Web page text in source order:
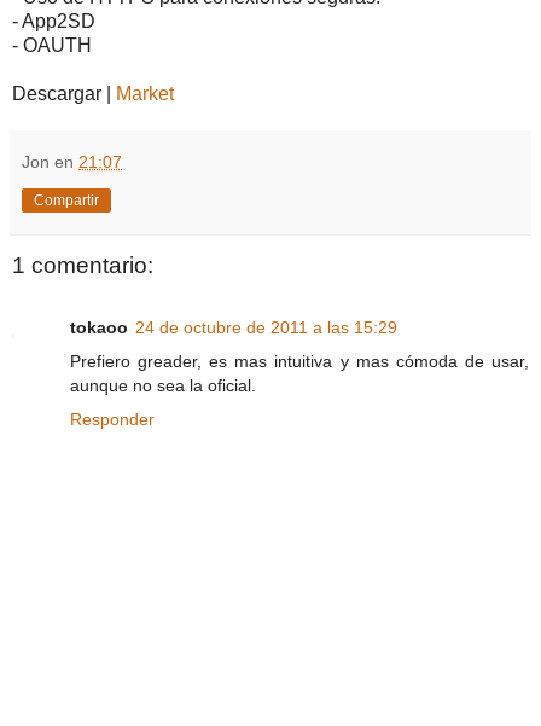
- App2SD
- OAUTH
Descargar | Market
Jon en 21:07
Compartir
1 comentario:
tokaoo 24 de octubre de 2011 a las 15:29
Prefiero greader, es mas intuitiva y mas cómoda de usar,
aunque no sea la oficial.
Responder